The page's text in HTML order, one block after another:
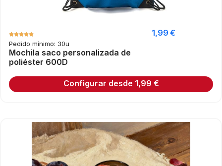
Pedido mínimo: 30u
Mochila saco personalizada de
poliéster 600D
1,99€
Configurar desde 1,99 €